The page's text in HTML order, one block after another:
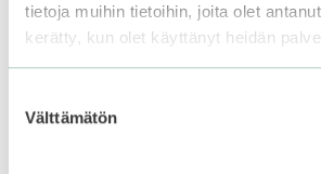
tietoja muihin tietoihin, joita olet
kerätty, kun olet käyttänyt heidän
valinta
Välttämätön
5
s
19,99 €
:
s
t